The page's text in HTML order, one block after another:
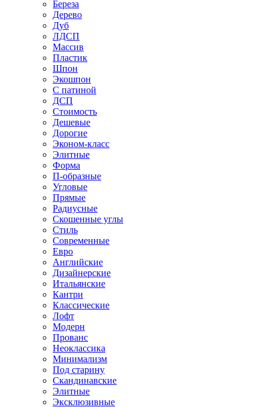
Береза
Дерево
Дуб
ЛДСП
Массив
Пластик
Шпон
Экошпон
С патиной
ДСП
Стоимость
Дешевые
Дорогие
Эконом-класс
Элитные
Форма
П-образные
Угловые
Прямые
Радиусные
Скошенные углы
Стиль
Современные
Евро
Английские
Дизайнерские
Итальянские
Кантри
Классические
Лофт
Модерн
Прованс
Неоклассика
Минимализм
Под старину
Скандинавские
Элитные
Эксклюзивные